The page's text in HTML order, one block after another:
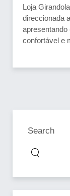
Loja
direccionada
apresentando
confortável e
Search